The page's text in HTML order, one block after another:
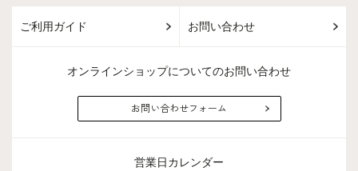
ご利用ガイド お問い合わせ
オンラインショップについてのお問い合わせ
お問い合わせフォーム
営業日カレンダー